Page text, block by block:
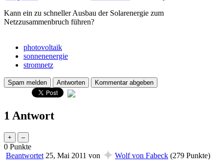
Kann ein zu schneller Ausbau der Solarenergie zum
Netzzusammenbruch führen?
photovoltaik
sonnenenergie
stromnetz
1 Antwort
0 Punkte
Beantwortet 25, Mai 2011 von ✦ Wolf von Fabeck (279 Punkte)